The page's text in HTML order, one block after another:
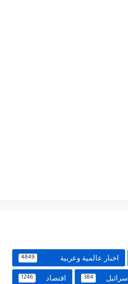
اخبار عالمية وعربية 4849
اسرائيل 384 اقتصاد 1246